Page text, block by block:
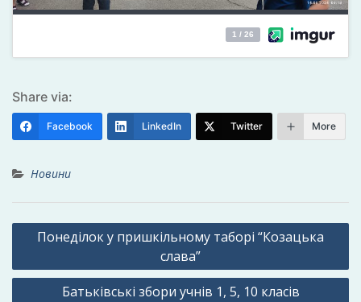
Share via:
Facebook LinkedIn Twitter More
Новини
Навігація
Понеділок у пришкільному таборі “Козацька
слава”
Батьківські збори учнів 1, 5, 10 класів